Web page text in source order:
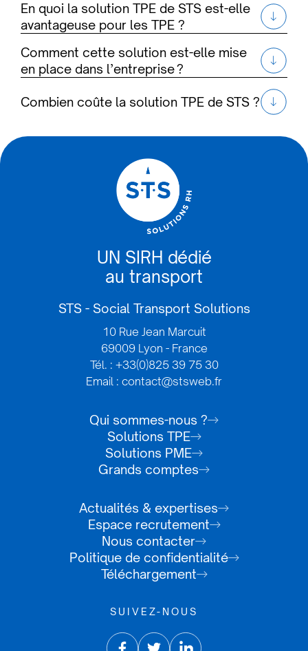
En quoi la solution TPE de STS est-elle
avantageuse pour les TPE ?
Comment cette solution est-elle mise
en place dans l’entreprise ?
Combien coûte la solution TPE de STS ?
UN SIRH dédié
au transport
STS - Social Transport Solutions
10 Rue Jean Marcuit
69009 Lyon - France
Tél. : +33(0)825 39 75 30
Email : contact@stsweb.fr
Qui sommes-nous ?
Solutions TPE
Solutions PME
Grands comptes
Actualités & expertises
Espace recrutement
Nous contacter
Politique de confidentialité
Téléchargement
SUIVEZ-NOUS